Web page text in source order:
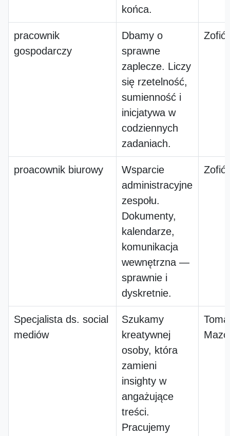
końca.
pracownik
gospodarczy
Dbamy o
sprawne
zaplecze. Liczy
się rzetelność,
sumienność i
inicjatywa w
codziennych
zadaniach.
proacownik biurowy
Wsparcie
administracyjne
zespołu.
Dokumenty,
kalendarze,
komunikacja
wewnętrzna —
sprawnie i
dyskretnie.
Specjalista ds. social
mediów
Szukamy
kreatywnej
osoby, która
zamieni
insighty w
angażujące
treści.
Pracujemy